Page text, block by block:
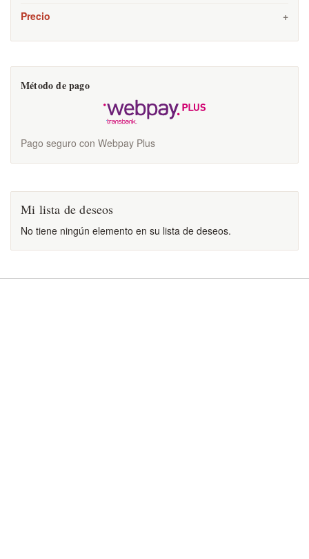
Precio
Método de pago
Pago seguro con Webpay Plus
Mi lista de deseos
No tiene ningún elemento en su lista de deseos.